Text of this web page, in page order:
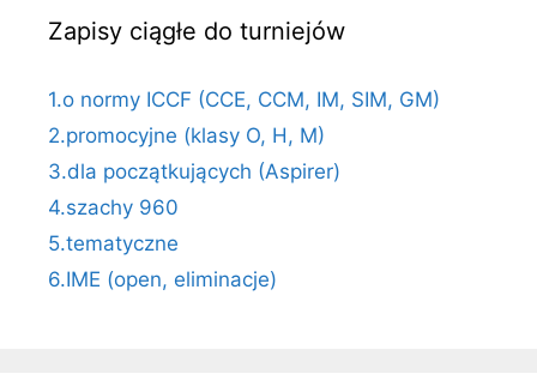
Zapisy ciągłe do turniejów
1.o normy ICCF (CCE, CCM, IM, SIM, GM)
2.promocyjne (klasy O, H, M)
3.dla początkujących (Aspirer)
4.szachy 960
5.tematyczne
6.IME (open, eliminacje)